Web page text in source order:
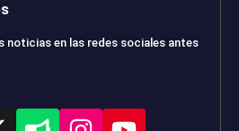
noticias en las redes sociales antes